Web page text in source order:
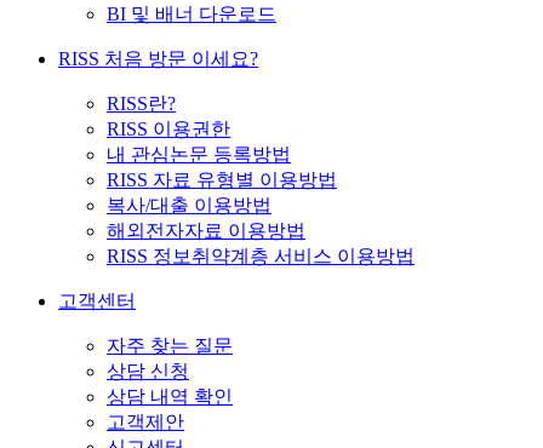
BI 및 배너 다운로드
RISS 처음 방문 이세요?
RISS란?
RISS 이용권한
내 관심논문 등록방법
RISS 자료 유형별 이용방법
복사/대출 이용방법
해외전자자료 이용방법
RISS 정보취약계층 서비스 이용방법
고객센터
자주 찾는 질문
상담 신청
상담 내역 확인
고객제안